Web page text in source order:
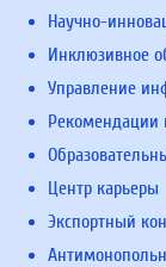
Научно-
Инклюзивное
Управление
Рекомендации
Центр карьеры
Экспортный